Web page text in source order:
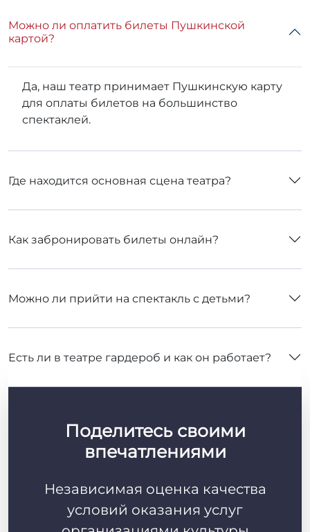
картой?
для оплаты билетов на большинство
спектаклей.
впечатлениями
условий оказания услуг
организациями культуры